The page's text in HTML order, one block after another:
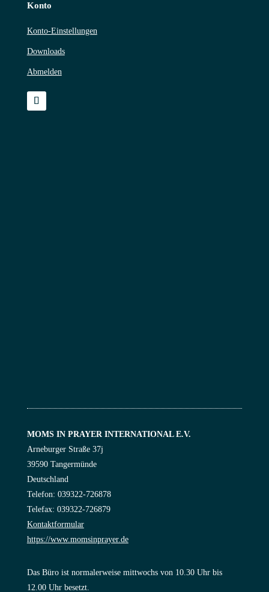
Konto
Konto-Einstellungen
Downloads
Abmelden
MOMS IN PRAYER INTERNATIONAL E.V.
Arneburger Straße 37j
39590 Tangermünde
Deutschland
Telefon: 039322-726878
Telefax: 039322-726879
Kontaktformular
https://www.momsinprayer.de
Das Büro ist normalerweise mittwochs von 10.30 Uhr bis
12.00 Uhr besetzt.